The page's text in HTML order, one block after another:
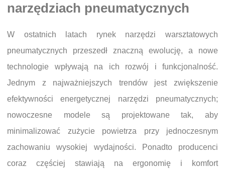
narzędziach pneumatycznych
W ostatnich latach rynek narzędzi warsztatowych
pneumatycznych przeszedł znaczną ewolucję, a nowe
technologie wpływają na ich rozwój i funkcjonalność.
Jednym z najważniejszych trendów jest zwiększenie
efektywności energetycznej narzędzi pneumatycznych;
nowoczesne modele są projektowane tak, aby
minimalizować zużycie powietrza przy jednoczesnym
zachowaniu wysokiej wydajności. Ponadto producenci
coraz częściej stawiają na ergonomię i komfort